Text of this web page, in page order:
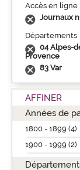
Accès en ligne
Journaux
Départements
04 Alpes-
Provence
83 Var
AFFINER
Années de
1800 - 1899 (4)
1900 - 1999 (2)